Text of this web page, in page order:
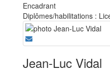
Encadrant
Diplômes/habilitations :
Jean-Luc Vidal